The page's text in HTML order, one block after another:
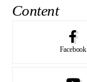
Content
Facebook